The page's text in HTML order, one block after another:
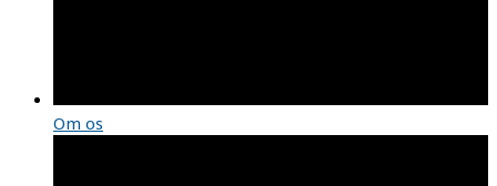
Om os